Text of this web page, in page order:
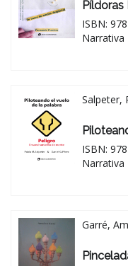
Píldoras
ISBN:
Narrativa
Salpeter,
ISBN:
Narrativa
Garré,